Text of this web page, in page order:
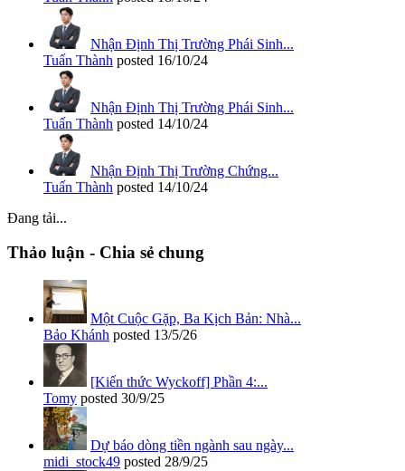
Nhận Định Thị Trường Phái Sinh...
Tuấn Thành posted 16/10/24
Nhận Định Thị Trường Phái Sinh...
Tuấn Thành posted 14/10/24
Nhận Định Thị Trường Chứng...
Tuấn Thành posted 14/10/24
Đang tải...
Thảo luận - Chia sẻ chung
Một Cuộc Gặp, Ba Kịch Bản: Nhà...
Bảo Khánh posted 13/5/26
[Kiến thức Wyckoff] Phần 4:...
Tomy posted 30/9/25
Dự báo dòng tiền ngành sau ngày...
midi_stock49 posted 28/9/25